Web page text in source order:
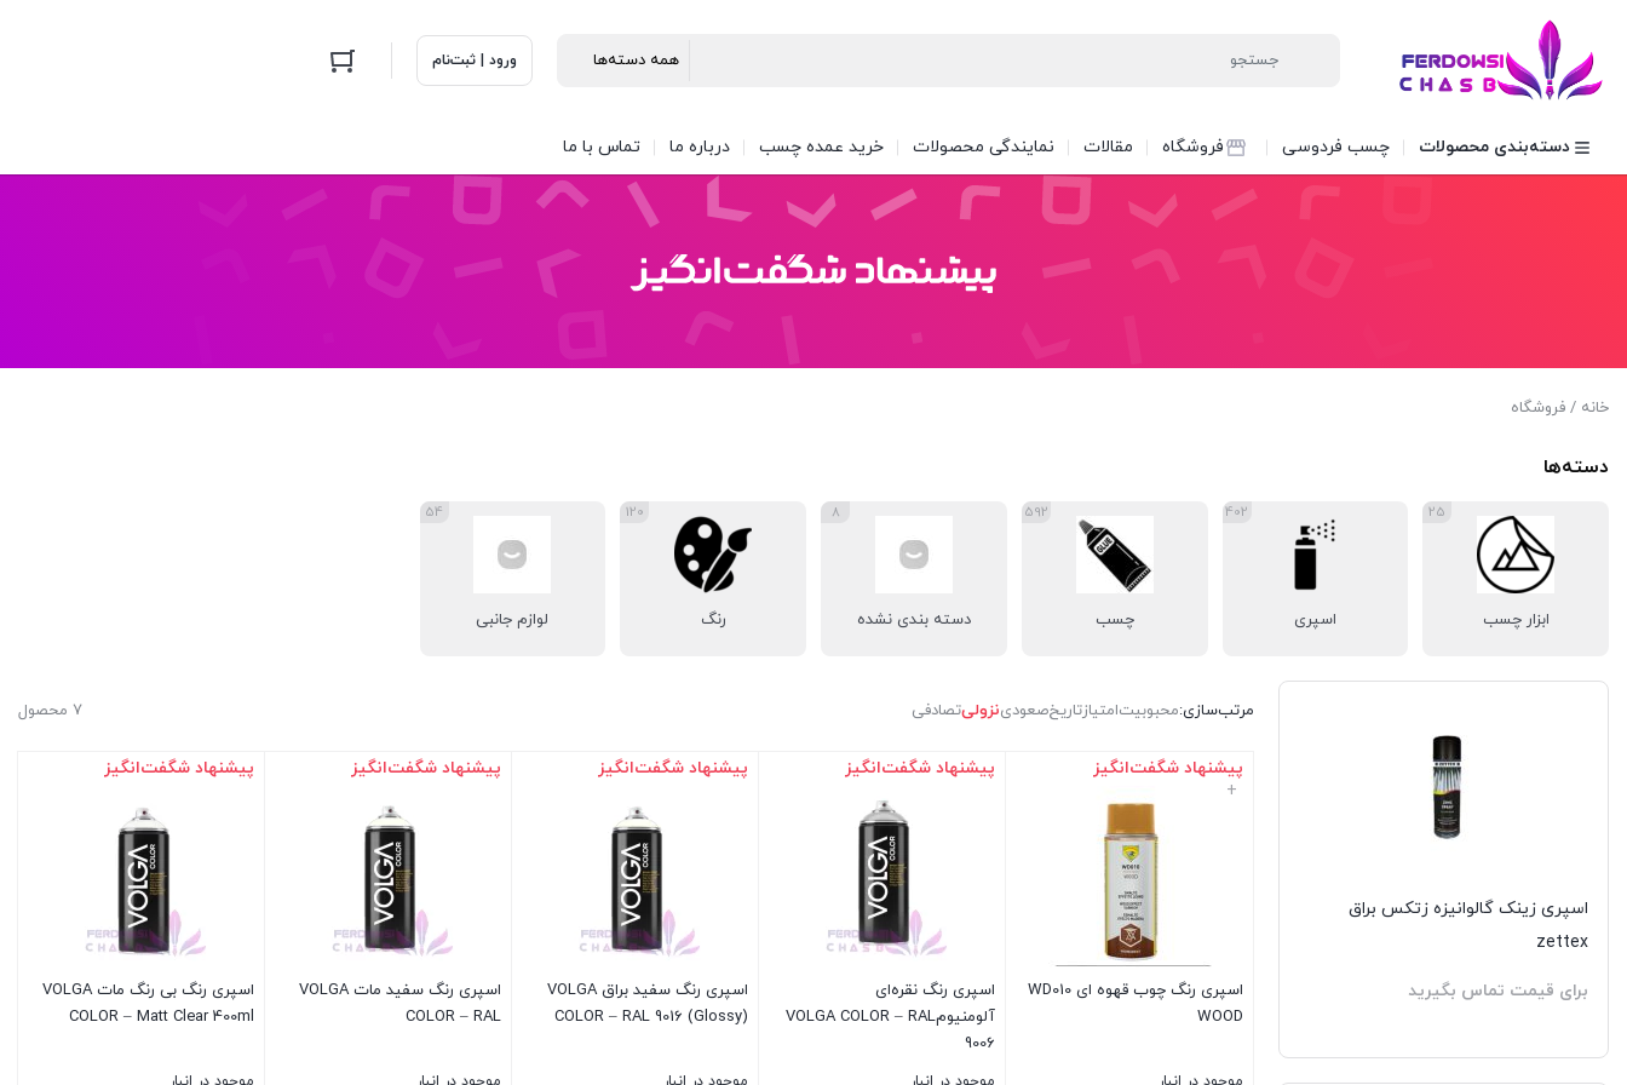
ورود | ثبت‌نام
دسته‌بندی محصولات چسب فردوسی فروشگاه مقالات نمایندگی محصولات خرید عمده چسب درباره ما تماس با ما
خانه / فروشگاه
دسته‌ها
ابزار چسب
25
اسپری
402
چسب
592
دسته بندی نشده
8
رنگ
120
لوازم جانبی
54
اسپری زینک گالوانیزه زتکس براق
zettex
برای قیمت تماس بگیرید
7 محصول مرتب‌سازی:محبوبیتامتیازتاریخصعودینزولیتصادفی
پیشنهاد شگفت‌انگیز
اسپری رنگ چوب قهوه ای WD010
WOOD
+
پیشنهاد شگفت‌انگیز
اسپری رنگ نقره‌ای
آلومنیومVOLGA COLOR – RAL
9006
پیشنهاد شگفت‌انگیز
اسپری رنگ سفید براق VOLGA
COLOR – RAL 9016 (Glossy)
پیشنهاد شگفت‌انگیز
اسپری رنگ سفید مات VOLGA
COLOR – RAL
پیشنهاد شگفت‌انگیز
اسپری رنگ بی رنگ مات VOLGA
COLOR – Matt Clear 400ml